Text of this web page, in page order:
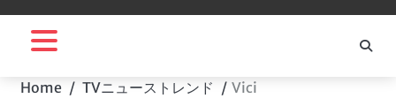
Home TVニューストレンド Vici